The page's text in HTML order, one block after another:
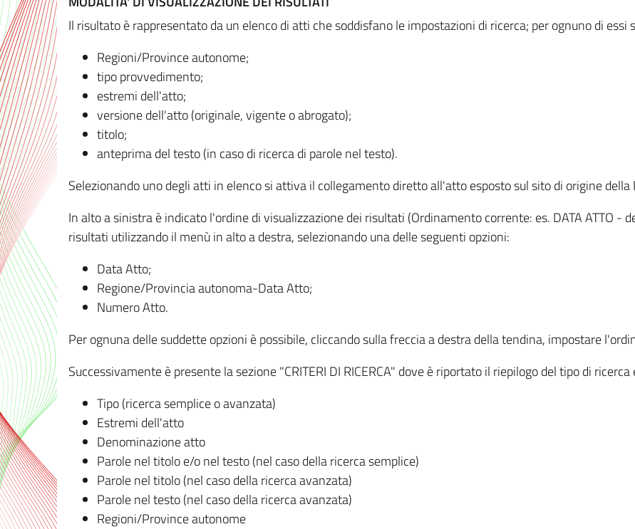
Il risultato è rappresentato da un elenco di atti che soddisfano le impostazioni di ricerca; per ognuno di
Regioni/Province autonome;
tipo provvedimento;
estremi dell'atto;
versione dell'atto (originale, vigente o abrogato);
titolo;
anteprima del testo (in caso di ricerca di parole nel testo).
Selezionando uno degli atti in elenco si attiva il collegamento diretto all'atto esposto sul sito di origine
In alto a sinistra è indicato l'ordine di visualizzazione dei risultati (Ordinamento corrente: es. DATA ATTO -
risultati utilizzando il menù in alto a destra, selezionando una delle seguenti opzioni:
Data Atto;
Regione/Provincia autonoma-Data Atto;
Numero Atto.
Per ognuna delle suddette opzioni è possibile, cliccando sulla freccia a destra della tendina, impostare
Successivamente è presente la sezione "CRITERI DI RICERCA" dove è riportato il riepilogo del tipo di
Tipo (ricerca semplice o avanzata)
Estremi dell'atto
Denominazione atto
Parole nel titolo e/o nel testo (nel caso della ricerca semplice)
Parole nel titolo (nel caso della ricerca avanzata)
Parole nel testo (nel caso della ricerca avanzata)
Regioni/Province autonome